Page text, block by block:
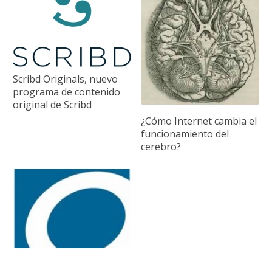
Scribd Originals, nuevo
programa de contenido
original de Scribd
¿Cómo Internet cambia el
funcionamiento del
cerebro?